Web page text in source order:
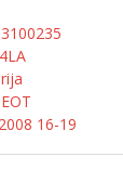
16-19